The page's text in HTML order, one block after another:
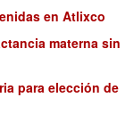
en Atlixco
materna sin
para elección de